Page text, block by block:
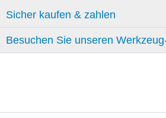
Sicher kaufen & zahlen
Besuchen Sie unseren